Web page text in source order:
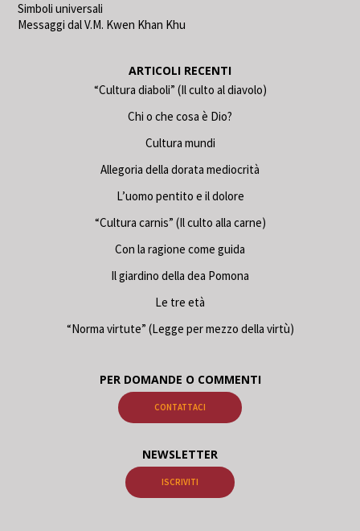
Simboli universali
Messaggi dal V.M. Kwen Khan Khu
ARTICOLI RECENTI
“Cultura diaboli” (Il culto al diavolo)
Chi o che cosa è Dio?
Cultura mundi
Allegoria della dorata mediocrità
L’uomo pentito e il dolore
“Cultura carnis” (Il culto alla carne)
Con la ragione come guida
Il giardino della dea Pomona
Le tre età
“Norma virtute” (Legge per mezzo della virtù)
PER DOMANDE O COMMENTI
CONTATTACI
NEWSLETTER
ISCRIVITI